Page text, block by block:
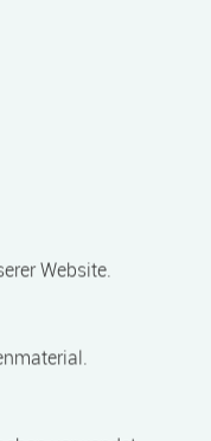
(schriftliche
(schriftliche
Website.